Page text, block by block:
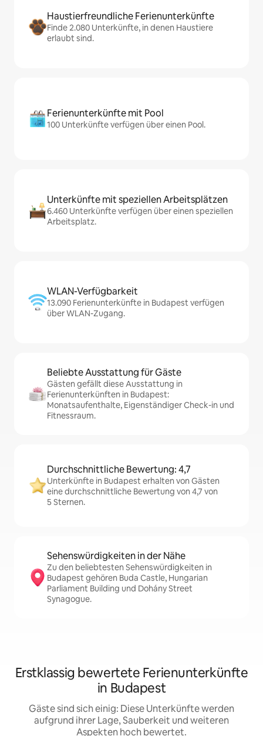
Haustierfreundliche Ferienunterkünfte
Finde 2.080 Unterkünfte, in denen Haustiere
erlaubt sind.
Ferienunterkünfte mit Pool
100 Unterkünfte verfügen über einen Pool.
Unterkünfte mit speziellen Arbeitsplätzen
6.460 Unterkünfte verfügen über einen speziellen
Arbeitsplatz.
WLAN-Verfügbarkeit
13.090 Ferienunterkünfte in Budapest verfügen
über WLAN-Zugang.
Beliebte Ausstattung für Gäste
Gästen gefällt diese Ausstattung in
Ferienunterkünften in Budapest:
Monatsaufenthalte, Eigenständiger Check-in und
Fitnessraum.
Durchschnittliche Bewertung: 4,7
Unterkünfte in Budapest erhalten von Gästen
eine durchschnittliche Bewertung von 4,7 von
5 Sternen.
Sehenswürdigkeiten in der Nähe
Zu den beliebtesten Sehenswürdigkeiten in
Budapest gehören Buda Castle, Hungarian
Parliament Building und Dohány Street
Synagogue.
Erstklassig bewertete Ferienunterkünfte
in Budapest
Gäste sind sich einig: Diese Unterkünfte werden
aufgrund ihrer Lage, Sauberkeit und weiteren
Aspekten hoch bewertet.